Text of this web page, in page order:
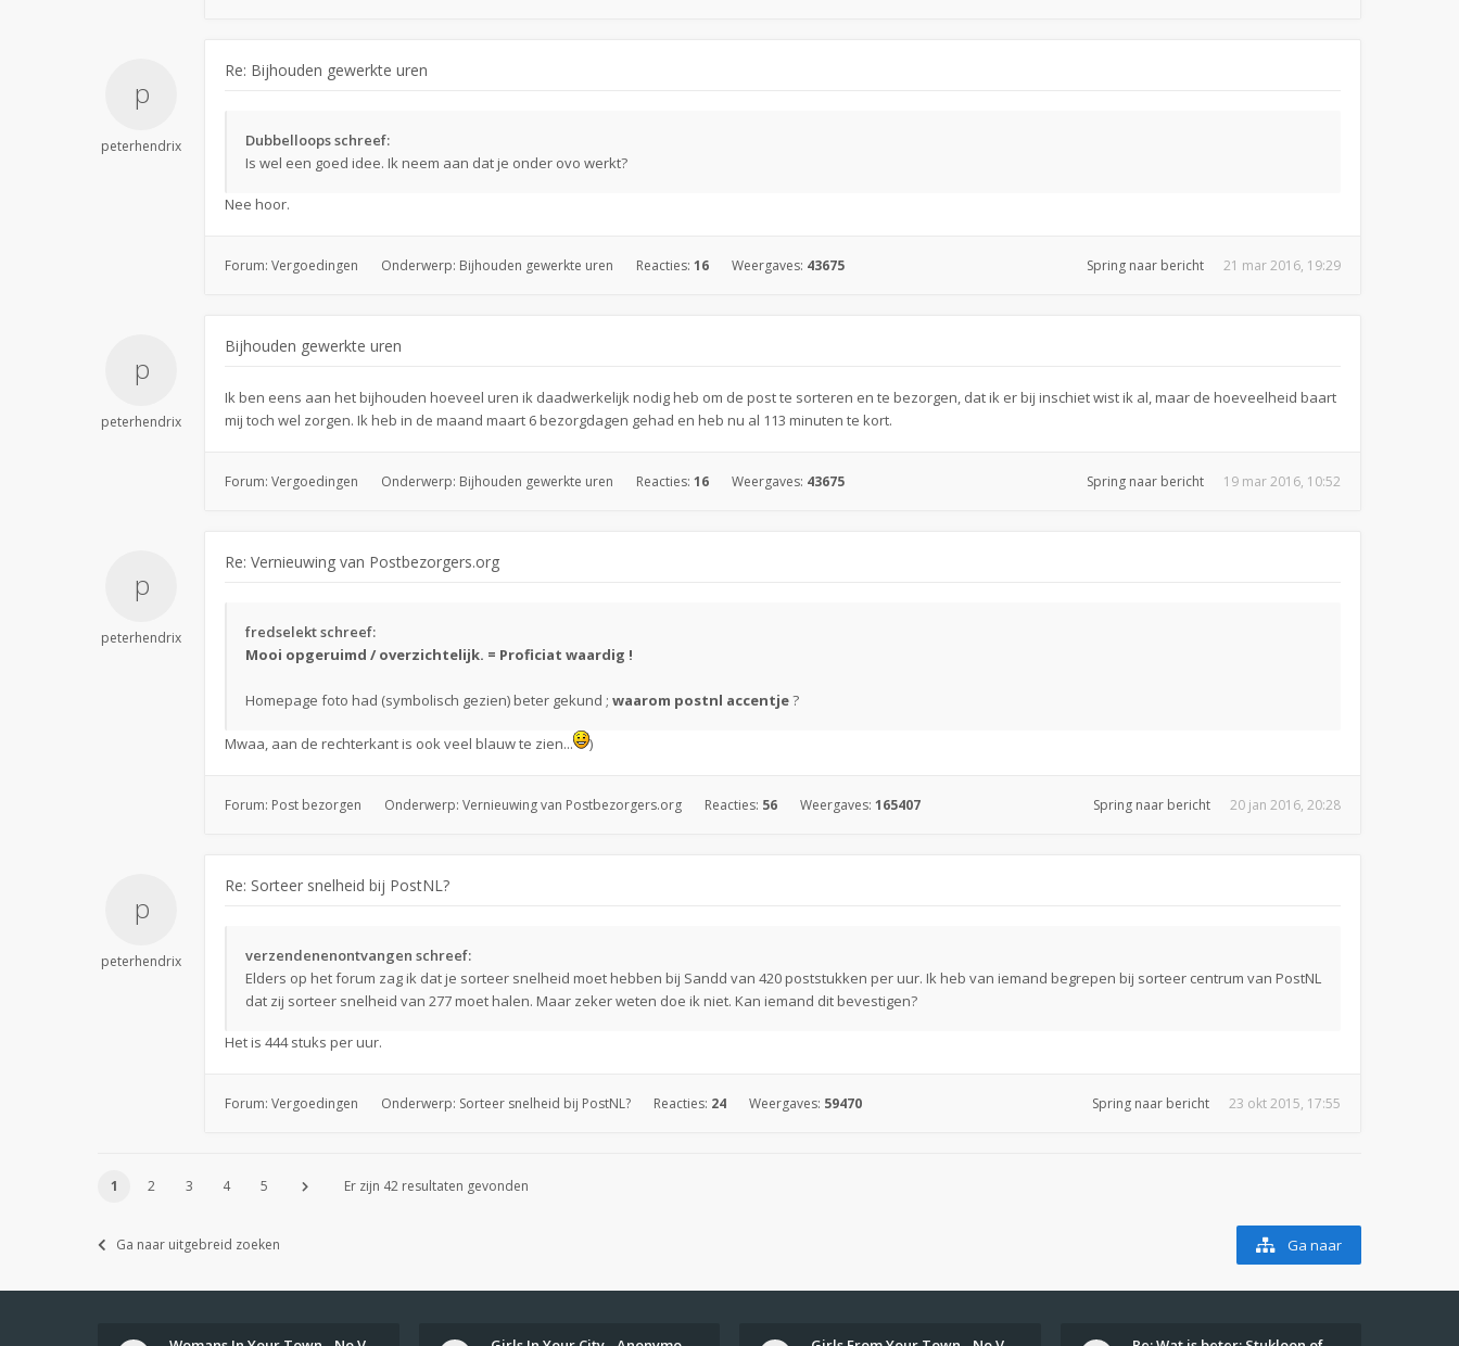
peterhendrix
Re: Bijhouden gewerkte uren
Dubbelloops schreef:
Is wel een goed idee. Ik neem aan dat je onder ovo werkt?
Nee hoor.
Forum: Vergoedingen Onderwerp: Bijhouden gewerkte uren Reacties: 16 Weergaves: 43675 21 mar 2016, 19:29
Spring naar bericht
peterhendrix
Bijhouden gewerkte uren
Ik ben eens aan het bijhouden hoeveel uren ik daadwerkelijk nodig heb om de post te sorteren en te bezorgen, dat ik er bij inschiet wist ik al, maar de hoeveelheid baart
mij toch wel zorgen. Ik heb in de maand maart 6 bezorgdagen gehad en heb nu al 113 minuten te kort.
Forum: Vergoedingen Onderwerp: Bijhouden gewerkte uren Reacties: 16 Weergaves: 43675 19 mar 2016, 10:52
Spring naar bericht
peterhendrix
Re: Vernieuwing van Postbezorgers.org
fredselekt schreef:
Mooi opgeruimd / overzichtelijk. = Proficiat waardig !
Homepage foto had (symbolisch gezien) beter gekund ; waarom postnl accentje?
Mwaa, aan de rechterkant is ook veel blauw te zien... )
Forum: Post bezorgen Onderwerp: Vernieuwing van Postbezorgers.org Reacties: 56 Weergaves: 165407 20 jan 2016, 20:28
Spring naar bericht
peterhendrix
Re: Sorteer snelheid bij PostNL?
verzendenenontvangen schreef:
Elders op het forum zag ik dat je sorteer snelheid moet hebben bij Sandd van 420 poststukken per uur. Ik heb van iemand begrepen bij sorteer centrum van PostNL
dat zij sorteer snelheid van 277 moet halen. Maar zeker weten doe ik niet. Kan iemand dit bevestigen?
Het is 444 stuks per uur.
Forum: Vergoedingen Onderwerp: Sorteer snelheid bij PostNL? Reacties: 24 Weergaves: 59470 23 okt 2015, 17:55
Spring naar bericht
1 2 3 4 5 Er zijn 42 resultaten gevonden
Ga naar uitgebreid zoeken Ga naar